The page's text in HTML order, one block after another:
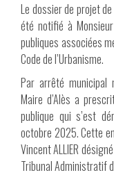
Le dossier de projet
été notifié à
publiques associées
Code de l’Urbanisme.
Par arrêté
Maire d’Alès a
publique qui s’est
octobre 2025. Cette
Vincent ALLIER
Tribunal Administratif